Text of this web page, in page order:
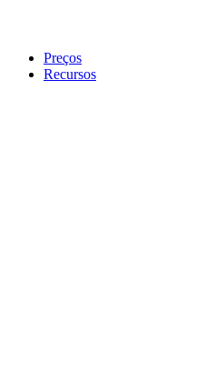
Preços
Recursos